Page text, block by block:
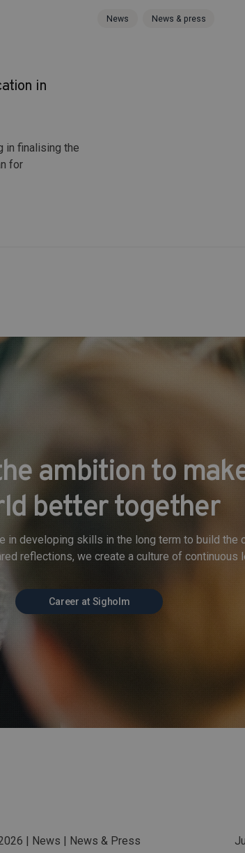
News News & press
in
in finalising the
for
ambition to
better together
in developing skills in the long term to build the
reflections, we create a culture of continuous
Career at Sigholm
| News | News & Press